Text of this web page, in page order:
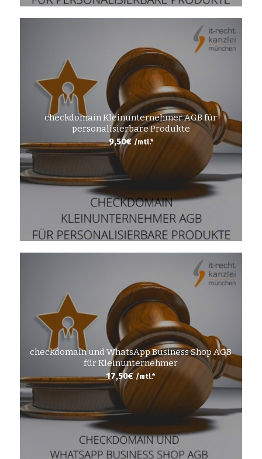
checkdomain Kleinunternehmer AGB für
personalisierbare Produkte
9,50€ /mtl.*
checkdomain und WhatsApp Business Shop AGB
für Kleinunternehmer
17,50€ /mtl.*